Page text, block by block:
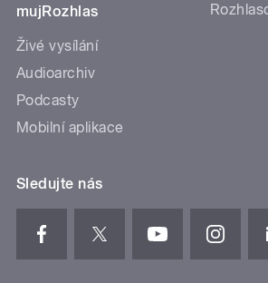
mujRozhlas
Živé vysílání
Audioarchiv
Podcasty
Mobilní aplikace
Sledujte nás